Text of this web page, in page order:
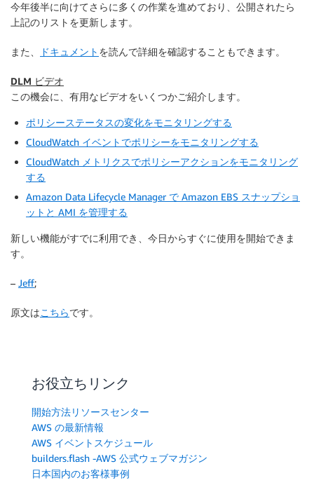
今年後半に向けてさらに多くの作業を進めており、公開されたら
上記のリストを更新します。
また、 ドキュメント を読んで詳細を確認することもできます。
DLM ビデオ
この機会に、有用なビデオをいくつかご紹介します。
ポリシーステータスの変化をモニタリングする
CloudWatch イベントでポリシーをモニタリングする
CloudWatch メトリクスでポリシーアクションをモニタリング
する
Amazon Data Lifecycle Manager で Amazon EBS スナップショ
ットと AMI を管理する
新しい機能がすでに利用でき、今日からすぐに使用を開始できま
す。
– Jeff;
原文はこちらです。
お役立ちリンク
開始方法リソースセンター
AWS の最新情報
AWS イベントスケジュール
builders.flash -AWS 公式ウェブマガジン
日本国内のお客様事例